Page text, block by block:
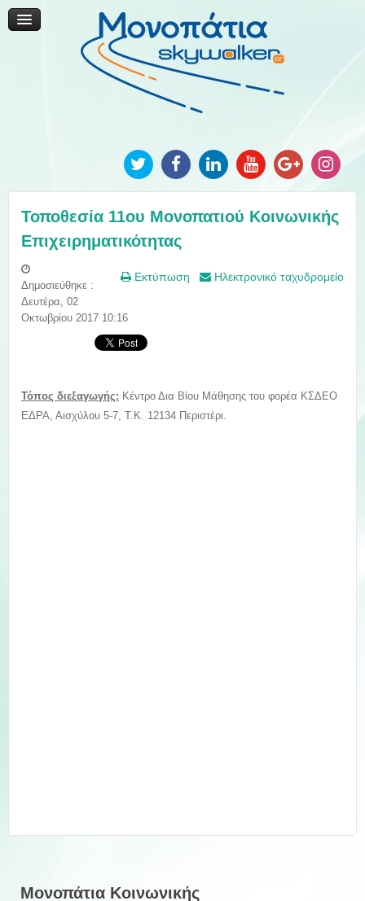
Μονοπάτια Καινοτομίας
Μονοπάτια Τοπικής Ανάπτυξης
Ανακοινώσεις
Φωτογραφίες
Τοποθεσία 11ου Μονοπατιού Κοινωνικής
Επιχειρηματικότητας
Εκτύπωση Ηλεκτρονικό ταχυδρομείο
Δημοσιεύθηκε :
Δευτέρα, 02
Οκτωβρίου 2017 10:16
Τόπος διεξαγωγής: Κέντρο Δια Βίου Μάθησης του φορέα ΚΣΔΕΟ
ΕΔΡΑ, Αισχύλου 5-7, Τ.Κ. 12134 Περιστέρι.
Μονοπάτια Κοινωνικής